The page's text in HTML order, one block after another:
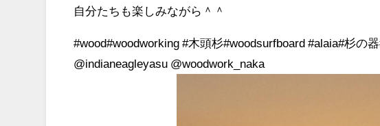
自分たちも楽しみながら＾＾
#wood#woodworking #木頭杉#woodsurfboard #alaia#杉の
@indianeagleyasu @woodwork_naka